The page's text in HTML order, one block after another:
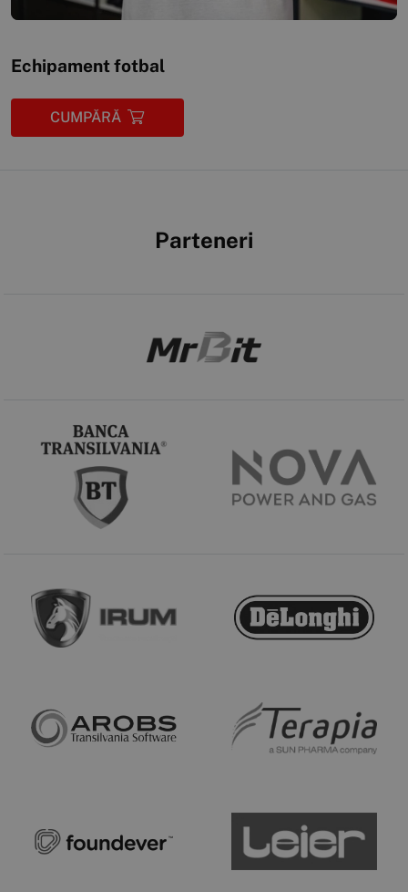
Echipament fotbal
CUMPĂRĂ
Parteneri